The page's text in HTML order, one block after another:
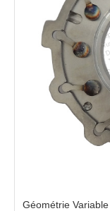
Géométrie